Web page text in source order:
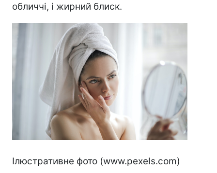
обличчі, і жирний блиск.
Ілюстративне фото (www.pexels.com)